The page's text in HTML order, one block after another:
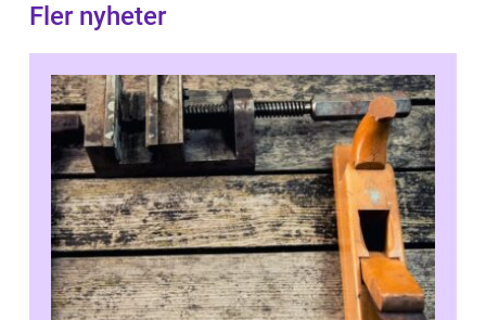
Fler nyheter